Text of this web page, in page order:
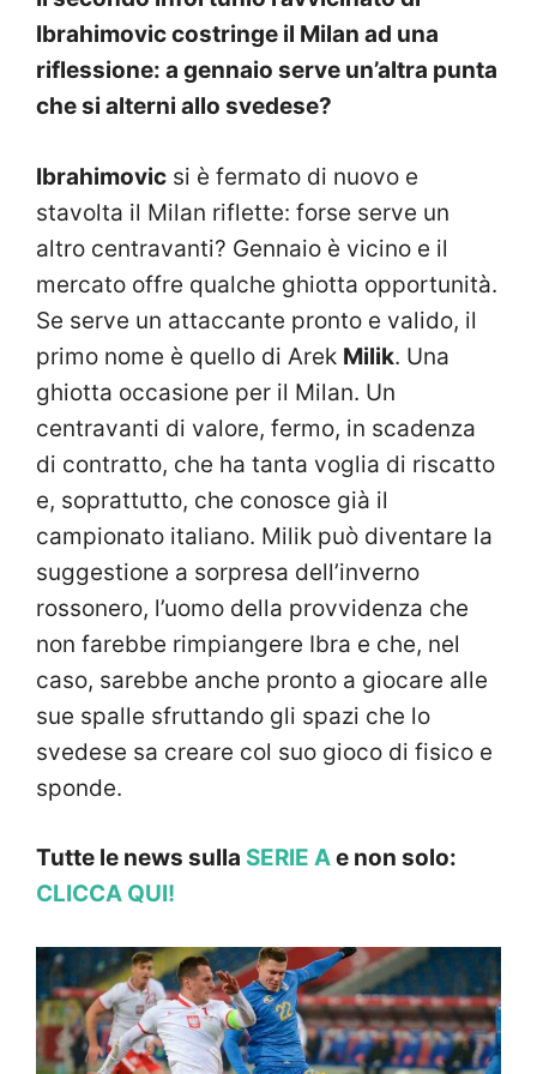
Ibrahimovic costringe il Milan ad una
riflessione: a gennaio serve un’altra punta
che si alterni allo svedese?
Ibrahimovic si è fermato di nuovo e
stavolta il Milan riflette: forse serve un
altro centravanti? Gennaio è vicino e il
mercato offre qualche ghiotta opportunità.
Se serve un attaccante pronto e valido, il
primo nome è quello di Arek Milik. Una
ghiotta occasione per il Milan. Un
centravanti di valore, fermo, in scadenza
di contratto, che ha tanta voglia di riscatto
e, soprattutto, che conosce già il
campionato italiano. Milik può diventare la
suggestione a sorpresa dell’inverno
rossonero, l’uomo della provvidenza che
non farebbe rimpiangere Ibra e che, nel
caso, sarebbe anche pronto a giocare alle
sue spalle sfruttando gli spazi che lo
svedese sa creare col suo gioco di fisico e
sponde.
Tutte le news sulla SERIE Ae non solo:
CLICCA QUI!